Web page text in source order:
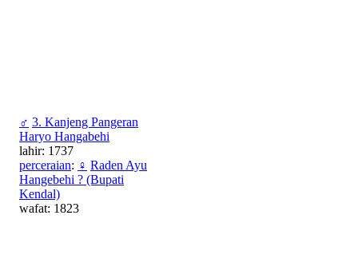
♂ 3. Kanjeng Pangeran
Haryo Hangabehi
lahir: 1737
perceraian: ♀ Raden Ayu
Hangebehi ? (Bupati
Kendal)
wafat: 1823